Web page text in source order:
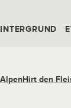
den